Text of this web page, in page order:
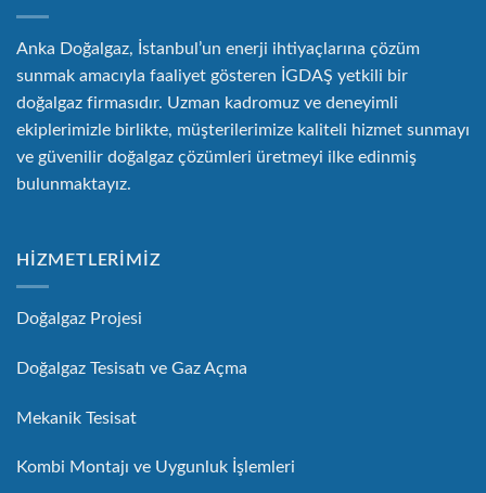
Anka Doğalgaz, İstanbul’un enerji ihtiyaçlarına çözüm
sunmak amacıyla faaliyet gösteren İGDAŞ yetkili bir
doğalgaz firmasıdır. Uzman kadromuz ve deneyimli
ekiplerimizle birlikte, müşterilerimize kaliteli hizmet sunmayı
ve güvenilir doğalgaz çözümleri üretmeyi ilke edinmiş
bulunmaktayız.
HİZMETLERİMİZ
Doğalgaz Projesi
Doğalgaz Tesisatı ve Gaz Açma
Mekanik Tesisat
Kombi Montajı ve Uygunluk İşlemleri